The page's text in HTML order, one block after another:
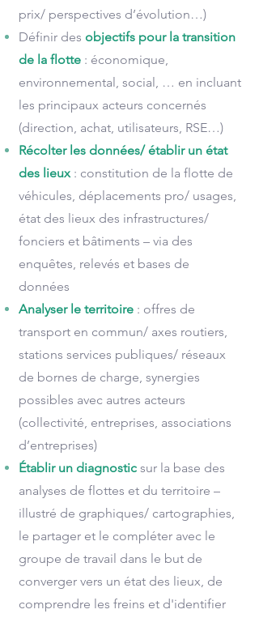
prix/ perspectives d’évolution…)
Définir des objectifs pour la transition
de la flotte : économique,
environnemental, social, … en incluant
les principaux acteurs concernés
(direction, achat, utilisateurs, RSE…)
Récolter les données/ établir un état
des lieux: constitution de la flotte de
véhicules, déplacements pro/ usages,
état des lieux des infrastructures/
fonciers et bâtiments – via des
enquêtes, relevés et bases de
données
Analyser le territoire : offres de
transport en commun/ axes routiers,
stations services publiques/ réseaux
de bornes de charge, synergies
possibles avec autres acteurs
(collectivité, entreprises, associations
d’entreprises)
Établir un diagnostic sur la base des
analyses de flottes et du territoire –
illustré de graphiques/ cartographies,
le partager et le compléter avec le
groupe de travail dans le but de
converger vers un état des lieux, de
comprendre les freins et d'identifier